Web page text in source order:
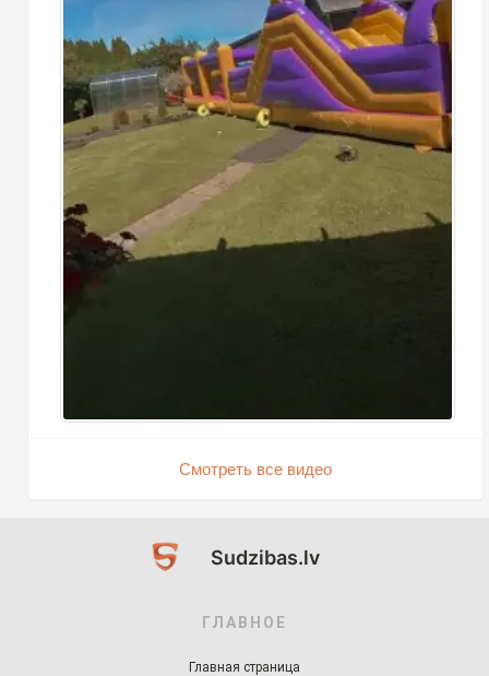
Смотреть все видео
Sudzibas.lv
ГЛАВНОЕ
Главная страница